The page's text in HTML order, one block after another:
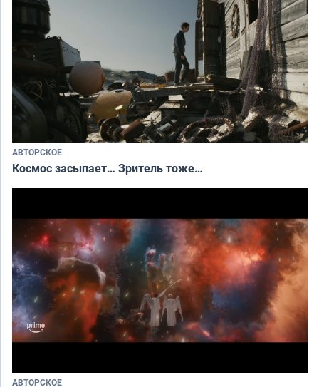
АВТОРСКОЕ
Космос засыпает… Зритель тоже…
АВТОРСКОЕ